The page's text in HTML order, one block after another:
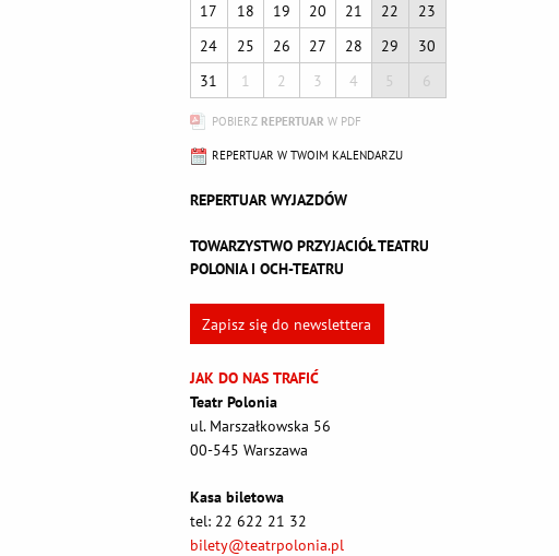
17
18 19 20 21 22
23
24
25 26 27 28 29
30
31
1 2 3 4 5 6
POBIERZ REPERTUAR W PDF
REPERTUAR W TWOIM KALENDARZU
REPERTUAR WYJAZDÓW
TOWARZYSTWO PRZYJACIÓŁ TEATRU
POLONIA I OCH-TEATRU
Zapisz się do newslettera
JAK DO NAS TRAFIĆ
Teatr Polonia
ul. Marszałkowska 56
00-545 Warszawa
Kasa biletowa
tel: 22 622 21 32
bilety@teatrpolonia.pl